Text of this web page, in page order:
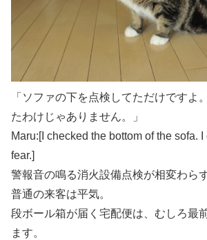
「ソファの下を点検してただけですよ
たわけじゃありません。」
Maru:[I checked the bottom of the sofa.
fear.]
警報音の鳴る消火設備点検が相変わら
普通の来客は平気。
段ボール箱が届く宅配便は、むしろ最
ます。